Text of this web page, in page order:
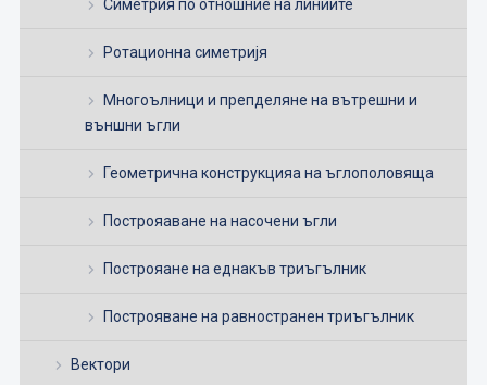
Симетрия по отношние на линиите
Ротационна симетријя
Многоълници и препделяне на вътрешни и
външни ъгли
Геометрична конструкцияа на ъглополовяща
Построяаване на насочени ъгли
Построяане на еднакъв триъгълник
Построяване на равностранен триъгълник
Вектори